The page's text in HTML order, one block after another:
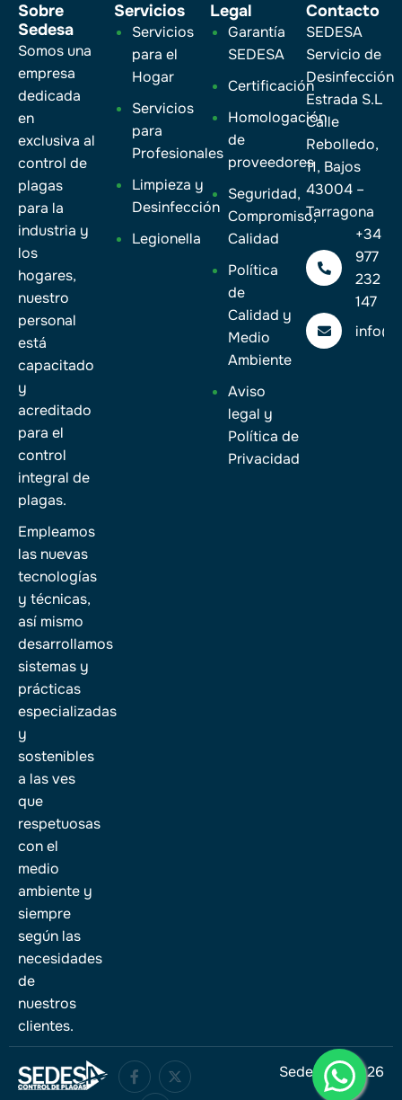
Sobre
Sedesa
Somos una
empresa
dedicada
en
exclusiva al
control de
plagas
para la
industria y
los
hogares,
nuestro
personal
está
capacitado
y
acreditado
para el
control
integral de
plagas.
Empleamos
las nuevas
tecnologías
y técnicas,
así mismo
desarrollamos
sistemas y
prácticas
especializadas
y
sostenibles
a las ves
que
respetuosas
con el
medio
ambiente y
siempre
según las
necesidades
de
nuestros
clientes.
Servicios
Servicios
para el
Hogar
Servicios
para
Profesionales
Limpieza y
Desinfección
Legionella
Legal
Garantía
SEDESA
Certificación
Homologación
de
proveedores
Seguridad,
Compromiso,
Calidad
Política
de
Calidad y
Medio
Ambiente
Aviso
legal y
Política de
Privacidad
Contacto
SEDESA
Servicio de
Desinfección
Estrada S.L
Calle
Rebolledo,
11, Bajos
43004 –
Tarragona
+34
977
232
147
Sedesa © 2026